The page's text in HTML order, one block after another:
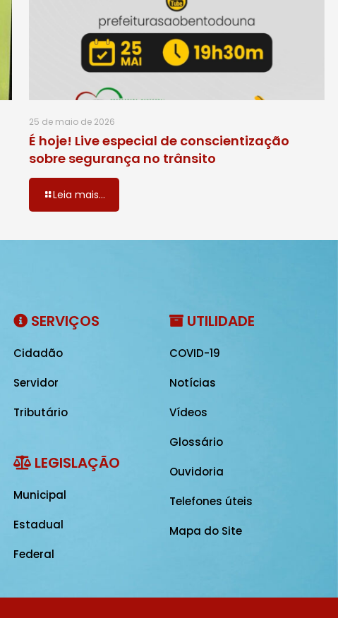
25 de maio de 2026
É hoje! Live especial de conscientização
sobre segurança no trânsito
Leia mais...
SERVIÇOS
Cidadão
Servidor
Tributário
LEGISLAÇÃO
Municipal
Estadual
Federal
UTILIDADE
COVID-19
Notícias
Vídeos
Glossário
Ouvidoria
Telefones úteis
Mapa do Site